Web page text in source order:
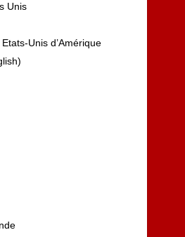
Unis
Unis d’Amérique